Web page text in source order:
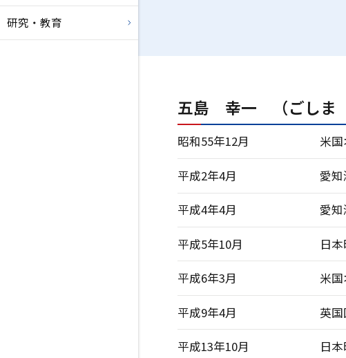
研究・教育
五島 幸一 （ごしま
昭和55年12月 米
平成2年4月 愛
平成4年4月 愛
平成5年10月 日
平成6年3月 米
平成9年4月 英
平成13年10月 日